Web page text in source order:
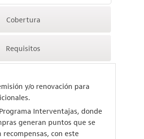
Cobertura
Requisitos
y/o renovación para
Interventajas, donde
generan puntos que se
con este